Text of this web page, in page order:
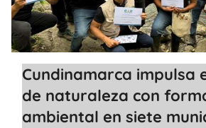
Cundinamarca impulsa
de naturaleza con
ambiental en siete